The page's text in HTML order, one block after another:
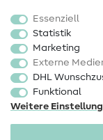
Sale
Schnittmuster
Essenziell
Statistik
Marketing
Externe
DHL
Funktional
Weitere